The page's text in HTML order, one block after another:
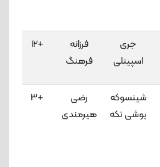
جری
اسپینلی
فرزانه
فرهنگ
+12
شینسوکه
یوشی تکه
رضی
هیرمندی
+3